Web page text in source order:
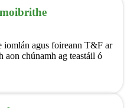
iomlán agus foireann T&F ar
aon chúnamh ag teastáil ó